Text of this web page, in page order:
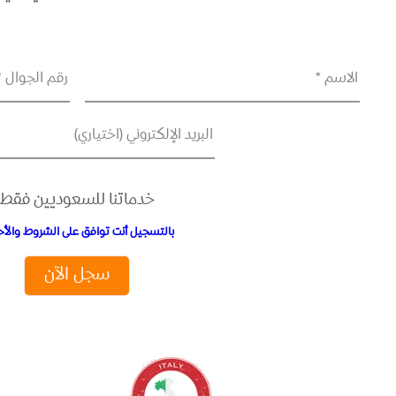
الاسم * رقم الجوال
البريد الإلكتروني (اختياري)
خدماتنا للسعوديين فقط
بالتسجيل أنت توافق على الشروط
سجل الآن